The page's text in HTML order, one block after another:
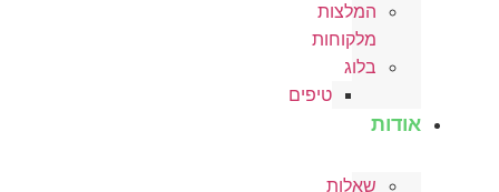
המלצות
מלקוחות
בלוג
טיפים
אודות
שאלות